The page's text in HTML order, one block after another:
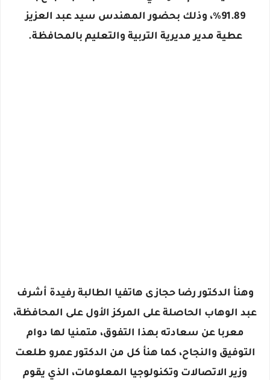
91.89%، وذلك بحضور المهندس سيد عبد العزيز
عطية مدير مديرية التربية والتعليم بالمحافظة.
وهنأ الدكتور رضا حجازى هاتفيا الطالبة رفيدة أشرف
عبد الوهاب الحاصلة على المركز الأول على المحافظة،
معربا عن سعادته بهذا التفوق، متمنيا لها دوام
التوفيق والنجاح، كما هنأ كل من الدكتور عمرو طلعت
وزير الاتصالات وتكنولوجيا المعلومات، الذي يقوم